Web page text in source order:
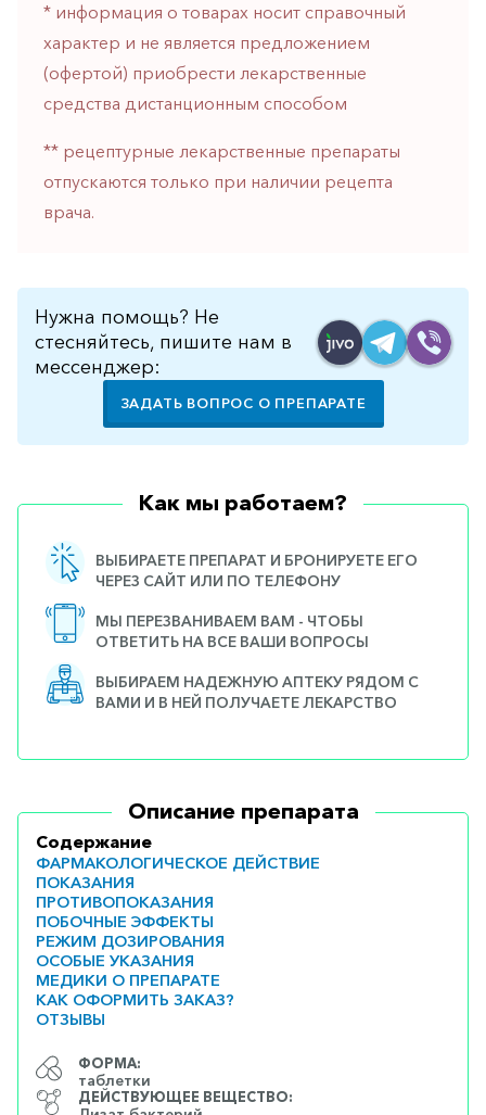
Противоопухолевые
Противоподагрические
Противорвотные
Противоэпилептические
Прочее
Пульмонология
Тромбозы
Урология
железа
* информация о товарах носит справочный
характер и не является предложением
(офертой) приобрести лекарственные
средства дистанционным способом
** рецептурные лекарственные препараты
отпускаются только при наличии рецепта
врача.
Нужна помощь? Не
стесняйтесь, пишите нам в
мессенджер:
ЗАДАТЬ ВОПРОС О ПРЕПАРАТЕ
Как мы работаем?
ВЫБИРАЕТЕ ПРЕПАРАТ И БРОНИРУЕТЕ ЕГО
ЧЕРЕЗ САЙТ ИЛИ ПО ТЕЛЕФОНУ
МЫ ПЕРЕЗВАНИВАЕМ ВАМ - ЧТОБЫ
ОТВЕТИТЬ НА ВСЕ ВАШИ ВОПРОСЫ
ВЫБИРАЕМ НАДЕЖНУЮ АПТЕКУ РЯДОМ С
ВАМИ И В НЕЙ ПОЛУЧАЕТЕ ЛЕКАРСТВО
Описание препарата
Содержание
ФАРМАКОЛОГИЧЕСКОЕ ДЕЙСТВИЕ
ПОКАЗАНИЯ
ПРОТИВОПОКАЗАНИЯ
ПОБОЧНЫЕ ЭФФЕКТЫ
РЕЖИМ ДОЗИРОВАНИЯ
ОСОБЫЕ УКАЗАНИЯ
МЕДИКИ О ПРЕПАРАТЕ
КАК ОФОРМИТЬ ЗАКАЗ?
ОТЗЫВЫ
ФОРМА:
таблетки
ДЕЙСТВУЮЩЕЕ ВЕЩЕСТВО: